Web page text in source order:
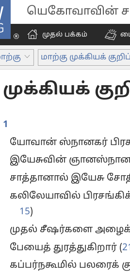
யெகோவாவின்
முதல் பக்கம்
மாற்கு முக்கியக்
முக்கியக்
1
யோவான் ஸ்நானகர்
இயேசுவின்
சாத்தானால் இயேசு
கலிலேயாவில்
15)
முதல் சீஷர்களை
பேயைத் துரத்துகிறார் (
கப்பர்நகூமில் பலரைக்